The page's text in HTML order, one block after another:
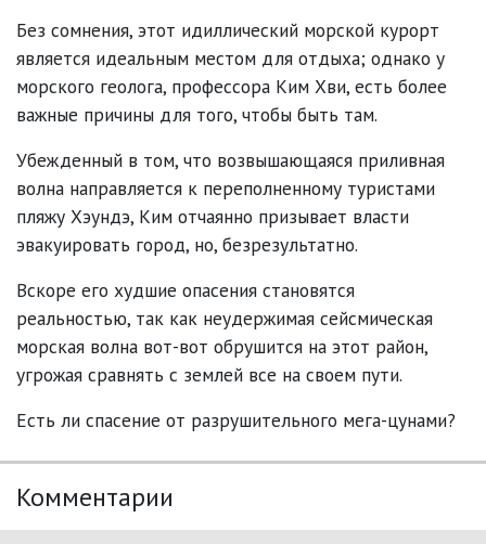
Без сомнения, этот идиллический морской курорт
является идеальным местом для отдыха; однако у
морского геолога, профессора Ким Хви, есть более
важные причины для того, чтобы быть там.
Убежденный в том, что возвышающаяся приливная
волна направляется к переполненному туристами
пляжу Хэундэ, Ким отчаянно призывает власти
эвакуировать город, но, безрезультатно.
Вскоре его худшие опасения становятся
реальностью, так как неудержимая сейсмическая
морская волна вот-вот обрушится на этот район,
угрожая сравнять с землей все на своем пути.
Есть ли спасение от разрушительного мега-цунами?
Комментарии